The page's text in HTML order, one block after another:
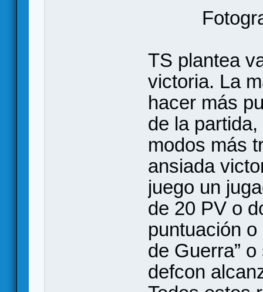
TS plantea
victoria. La
hacer más
de la
modos más
ansiada
juego un
de 20 PV o
puntuación
de Guerra”
defcon